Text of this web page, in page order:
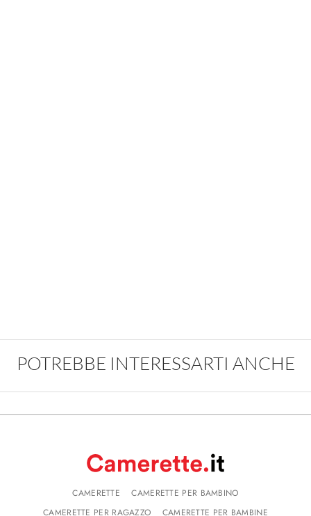
POTREBBE INTERESSARTI ANCHE
CAMERETTE
CAMERETTE PER BAMBINO
CAMERETTE PER RAGAZZO
CAMERETTE PER BAMBINE